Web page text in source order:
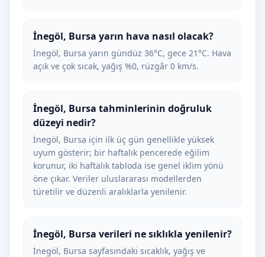
İnegöl, Bursa yarın hava nasıl olacak?
İnegöl, Bursa yarın gündüz 36°C, gece 21°C. Hava
açık ve çok sıcak, yağış %0, rüzgâr 0 km/s.
İnegöl, Bursa tahminlerinin doğruluk
düzeyi nedir?
İnegöl, Bursa için ilk üç gün genellikle yüksek
uyum gösterir; bir haftalık pencerede eğilim
korunur, iki haftalık tabloda ise genel iklim yönü
öne çıkar. Veriler uluslararası modellerden
türetilir ve düzenli aralıklarla yenilenir.
İnegöl, Bursa verileri ne sıklıkla yenilenir?
İnegöl, Bursa sayfasındaki sıcaklık, yağış ve